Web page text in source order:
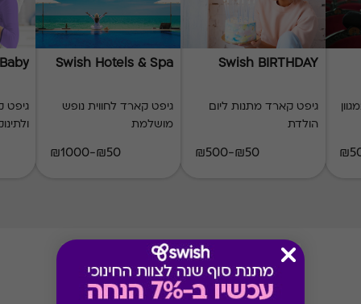
למימוש במגוון
Swish BIRTHDAY
גיפט קארד מתנות ליום
הולדת
₪50-₪500
Swish Hotels & Spa
גיפט קארד לחווית נופש
מושלמת
₪50-₪1000
גיפט